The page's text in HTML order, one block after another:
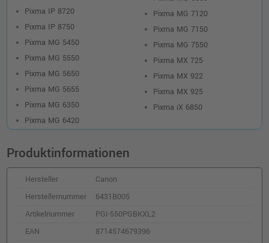
Canon CLI-551XLY Druckerpatrone
(6446B001) · Gelb
17,99 €
inkl. MwSt.
Canon CLI-551C Druckerpatrone
(6509B001) · Cyan
12,99 € shopping_cart
Canon CLI-551XLGY Druckerpatrone
(6447B001) · Grau
o. MwSt.14,28 €
16,99 €
inkl. MwSt.zzgl. Versand
Pixma IP 8720
Pixma IP 8750
Pixma MG 5450
Pixma MG 5550
Pixma MG 5650
Pixma MG 5655
Pixma MG 6350
Pixma MG 6420
Pixma MG 7120
Pixma MG 7150
Pixma MG 7550
Pixma MX 725
Pixma MX 922
Pixma MX 925
Pixma iX 6850
Produktinformationen
Hersteller
Canon
Herstellernummer
6431B005
Artikelnummer
PGI-550PGBKXL2
EAN
8714574679396